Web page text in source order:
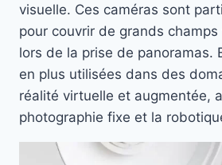
visuelle. Ces caméras sont
pour couvrir de grands
lors de la prise de panoramas.
en plus utilisées dans des
réalité virtuelle et augmentée,
photographie fixe et la